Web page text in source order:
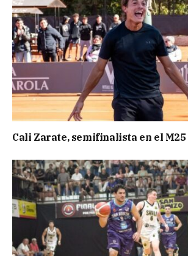
Cali Zarate, semifinalista en el